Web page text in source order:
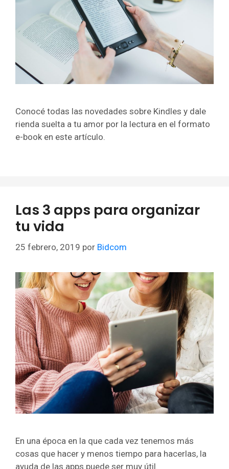
Conocé todas las novedades sobre Kindles y dale
rienda suelta a tu amor por la lectura en el formato
e-book en este artículo.
Las 3 apps para organizar
tu vida
25 febrero, 2019 por Bidcom
En una época en la que cada vez tenemos más
cosas que hacer y menos tiempo para hacerlas, la
ayuda de las apps puede ser muy útil.